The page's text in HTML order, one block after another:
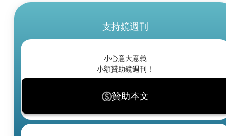
支持鏡週刊
小心意大意義
小額贊助鏡週刊！
贊助本文